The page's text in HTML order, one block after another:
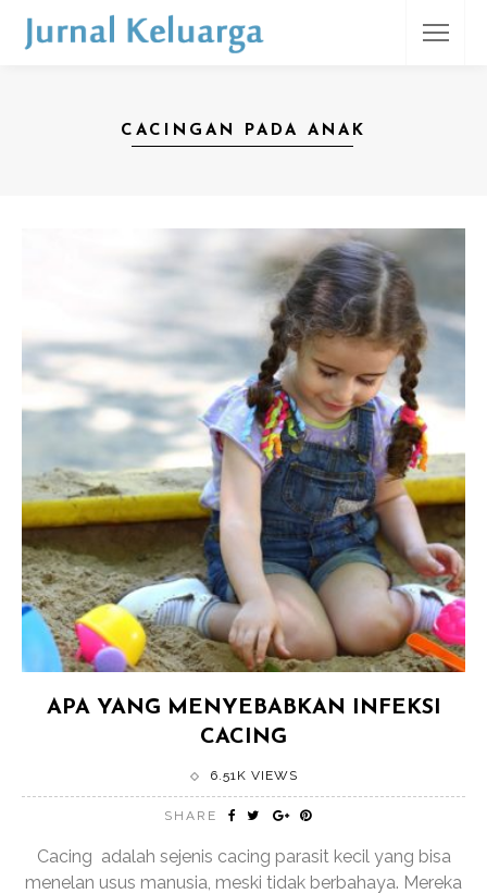
CACINGAN PADA ANAK
APA YANG MENYEBABKAN INFEKSI
CACING
6.51K VIEWS
SHARE
Cacing adalah sejenis cacing parasit kecil yang bisa
menelan usus manusia, meski tidak berbahaya. Mereka